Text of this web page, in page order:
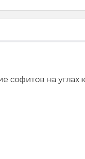
софитов на углах